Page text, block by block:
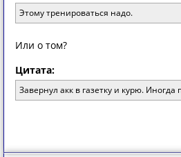
Этому тренироваться надо.
Или о том?
Цитата:
Завернул акк в газетку и курю.